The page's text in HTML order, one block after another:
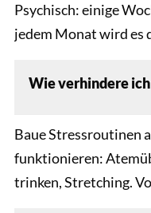
Psychisch: einige
jedem Monat wird es
Wie verhindere
Baue Stressroutinen
funktionieren:
trinken, Stretching.